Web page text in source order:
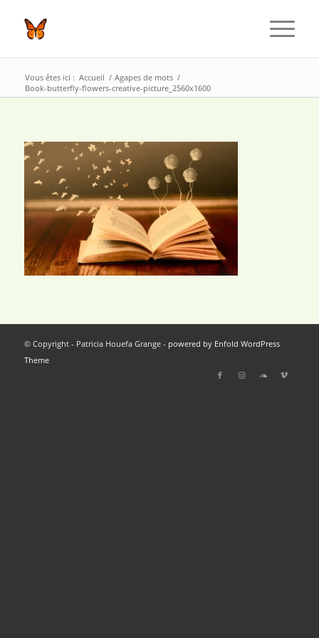
Vous êtes ici : Accueil / Agapes de mots /
Book-butterfly-flowers-creative-picture_2560x1600
© Copyright - Patricia Houefa Grange - powered by Enfold WordPress
Theme